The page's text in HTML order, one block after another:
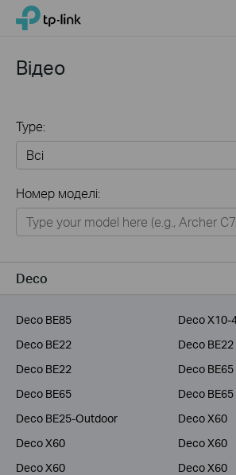
Click
navigation
TP-Link, Reliably Smart
Відео
Type:
Для дому
Розумний будинок
Для інтернет-провайдерів
Номер моделі:
Deco
Deco BE85
Deco X10-
Deco BE22
Deco BE22
Deco BE22
Deco BE65
Deco BE65
Deco BE65
Deco BE25-Outdoor
Deco X60
Deco X60
Deco X60
Deco X60
Deco X60